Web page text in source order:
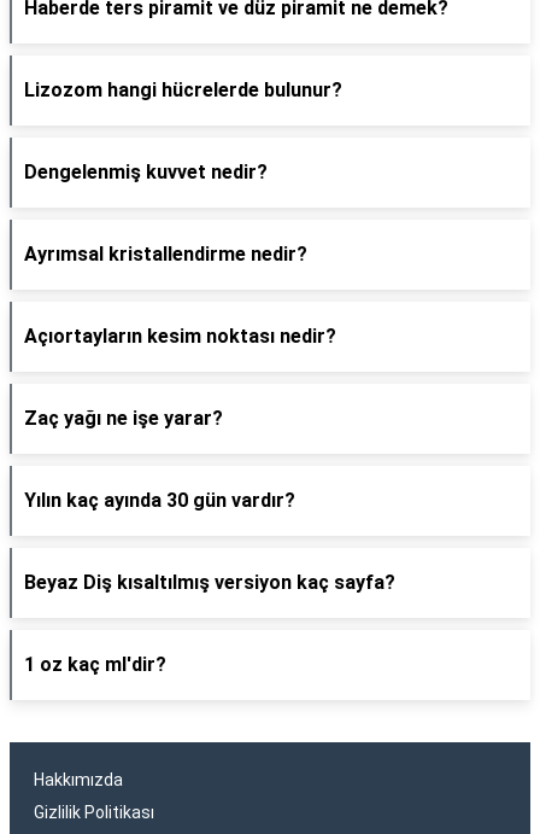
Haberde ters piramit ve düz piramit ne demek?
Lizozom hangi hücrelerde bulunur?
Dengelenmiş kuvvet nedir?
Ayrımsal kristallendirme nedir?
Açıortayların kesim noktası nedir?
Zaç yağı ne işe yarar?
Yılın kaç ayında 30 gün vardır?
Beyaz Diş kısaltılmış versiyon kaç sayfa?
1 oz kaç ml'dir?
Hakkımızda
Gizlilik Politikası